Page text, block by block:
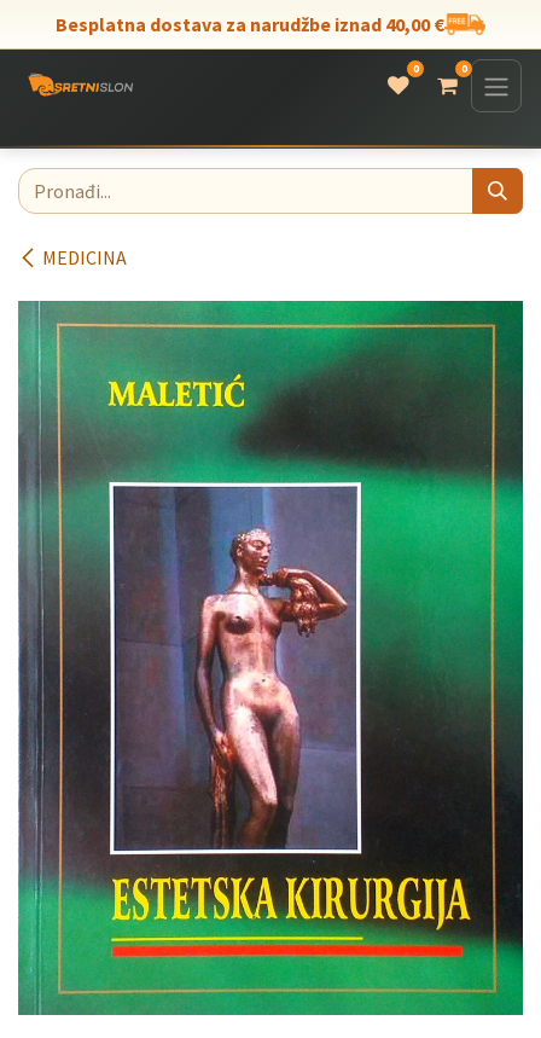
Skip to Content
Besplatna dostava za narudžbe iznad 40,00 €
0 0
MEDICINA